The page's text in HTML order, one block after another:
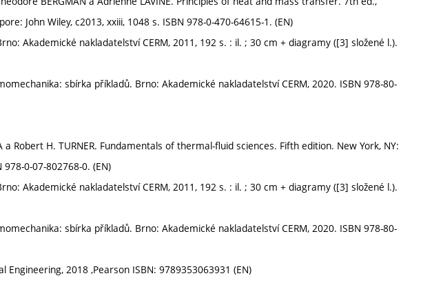
John Wiley, c2013, xxiii, 1048 s. ISBN 978-0-470-64615-1. (EN)
Akademické nakladatelství CERM, 2011, 192 s. : il. ; 30 cm + diagramy ([3] složené l.).
sbírka příkladů. Brno: Akademické nakladatelství CERM, 2020. ISBN 978-80-
a Robert H. TURNER. Fundamentals of thermal-fluid sciences. Fifth edition. New York, NY:
0-07-802768-0. (EN)
Akademické nakladatelství CERM, 2011, 192 s. : il. ; 30 cm + diagramy ([3] složené l.).
sbírka příkladů. Brno: Akademické nakladatelství CERM, 2020. ISBN 978-80-
Engineering, 2018 ,Pearson ISBN: 9789353063931 (EN)